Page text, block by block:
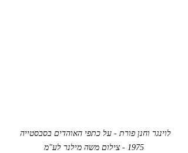
לוינגר וחנן פורת - על כתפי האוהדים בסבסטייה
1975 - צילום משה מילנר לע"מ